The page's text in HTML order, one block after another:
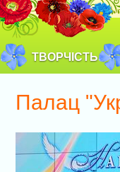
ТВОРЧІСТЬ
Палац